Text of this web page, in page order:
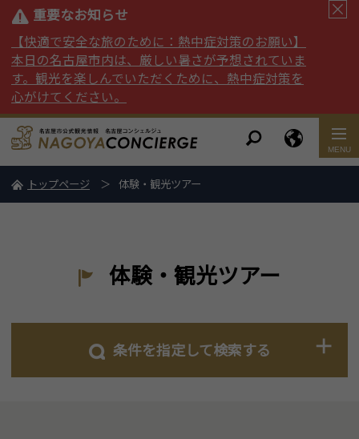
重要なお知らせ
【快適で安全な旅のために：熱中症対策のお願い】
本日の名古屋市内は、厳しい暑さが予想されていま
す。観光を楽しんでいただくために、熱中症対策を
心がけてください。
トップページ 体験・観光ツアー
体験・観光ツアー
条件を指定して検索する